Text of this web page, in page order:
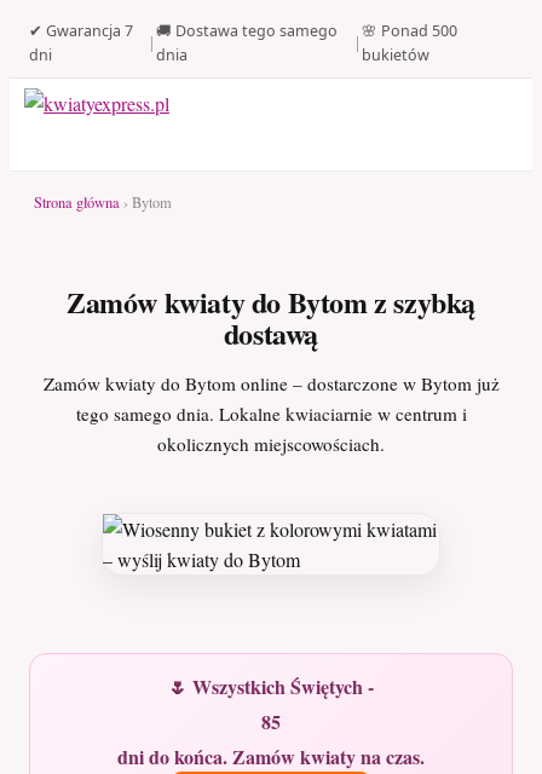
✔ Gwarancja 7
dni
|
🚚 Dostawa tego samego
dnia
|
🌸 Ponad 500
bukietów
Strona główna › Bytom
Zamów kwiaty do Bytom z szybką
dostawą
Zamów kwiaty do Bytom online – dostarczone w Bytom już
tego samego dnia. Lokalne kwiaciarnie w centrum i
okolicznych miejscowościach.
🌷 Wszystkich Świętych -
85
dni do końca. Zamów kwiaty na czas.